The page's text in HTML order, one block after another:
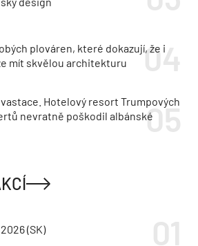
plováren, které dokazují, že i
mít skvělou architekturu
Hotelový resort Trumpových
nevratně poškodil albánské
(SK)